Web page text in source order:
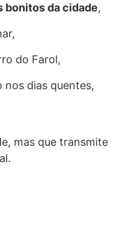
bonitos da cidade,
do Farol,
nos dias quentes,
mas que transmite